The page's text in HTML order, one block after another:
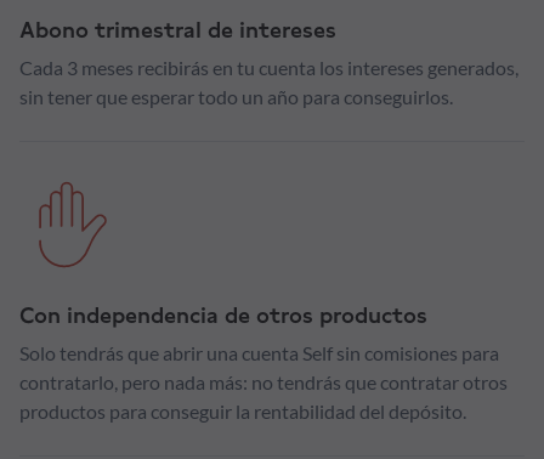
Abono trimestral de intereses
Cada 3 meses recibirás en tu cuenta los intereses generados,
sin tener que esperar todo un año para conseguirlos.
Con independencia de otros productos
Solo tendrás que abrir una cuenta Self sin comisiones para
contratarlo, pero nada más: no tendrás que contratar otros
productos para conseguir la rentabilidad del depósito.